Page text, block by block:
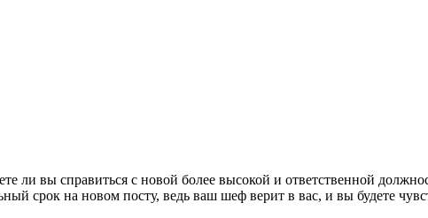
ли вы справиться с новой более высокой и ответственной
срок на новом посту, ведь ваш шеф верит в вас, и вы будете